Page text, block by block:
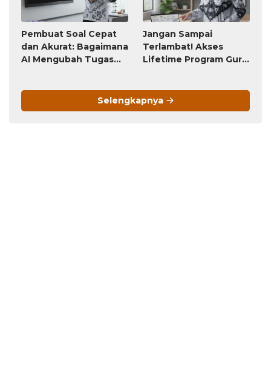
Pembuat Soal Cepat
dan Akurat: Bagaimana
AI Mengubah Tugas
Jangan Sampai
Terlambat! Akses
Lifetime Program Guru
Berubah Menjadi
Langganan Bulanan
Selengkapnya